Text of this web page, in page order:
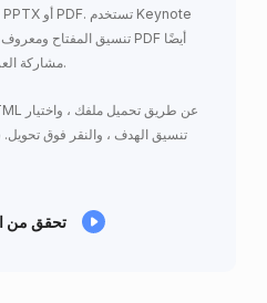
مشاركة العروض التقديمية في تصميم ثابت.
تنسيق الهدف ، والنقر فوق
تحقق من